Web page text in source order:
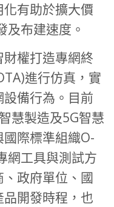
有助於擴大價
及布建速度。
權打造專網終
進行仿真，實
備行為。目前
慧製造及5G智慧
際標準組織O-
網工具與測試方
政府單位、國
開發時程，也